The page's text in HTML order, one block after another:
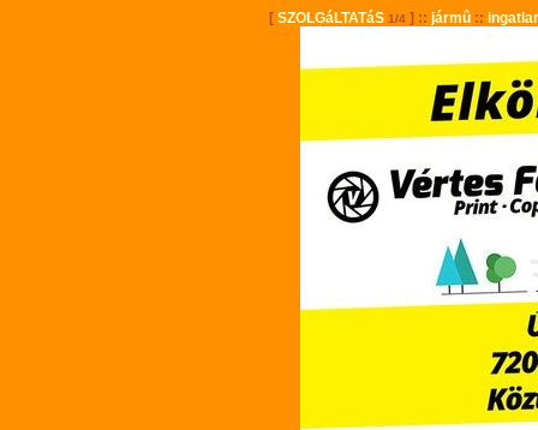
[ SZOLGáLTATáS 1/4] :: jármû::